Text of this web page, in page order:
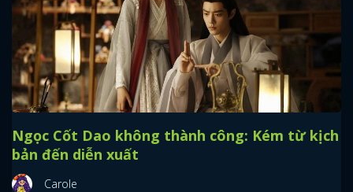
Ngọc Cốt Dao không thành công: Kém từ kịch
bản đến diễn xuất
Carole